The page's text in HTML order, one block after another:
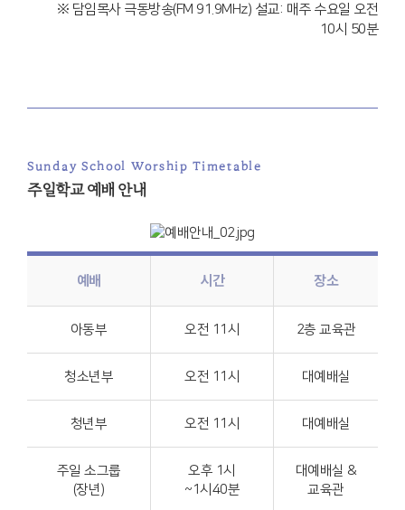
※ 담임목사 극동방송(FM 91.9MHz) 설교: 매주 수요일 오전
10시 50분
Sunday School Worship Timetable
주일학교 예배 안내
예배 시간 장소
아동부 오전 11시 2층 교육관
청소년부 오전 11시 대예배실
청년부 오전 11시 대예배실
주일 소그룹
(장년)
오후 1시
~1시40분
대예배실 &
교육관